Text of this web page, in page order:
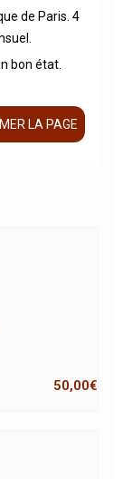
de Paris. 4
bon état.
LA PAGE
50,00€